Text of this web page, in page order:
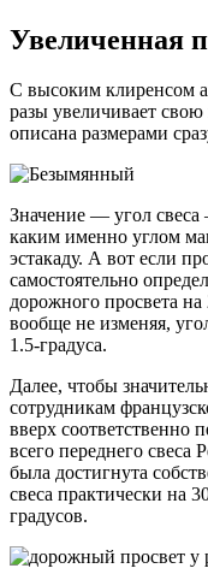
Увеличенная
С высоким клиренсом
разы увеличивает свою
описана размерами
Значение — угол свеса
каким именно углом
эстакаду. А вот если
самостоятельно
дорожного просвета
вообще не изменяя,
1.5-градуса.
Далее, чтобы
сотрудникам
вверх соответственно
всего переднего
была достигнута
свеса практически на
градусов.